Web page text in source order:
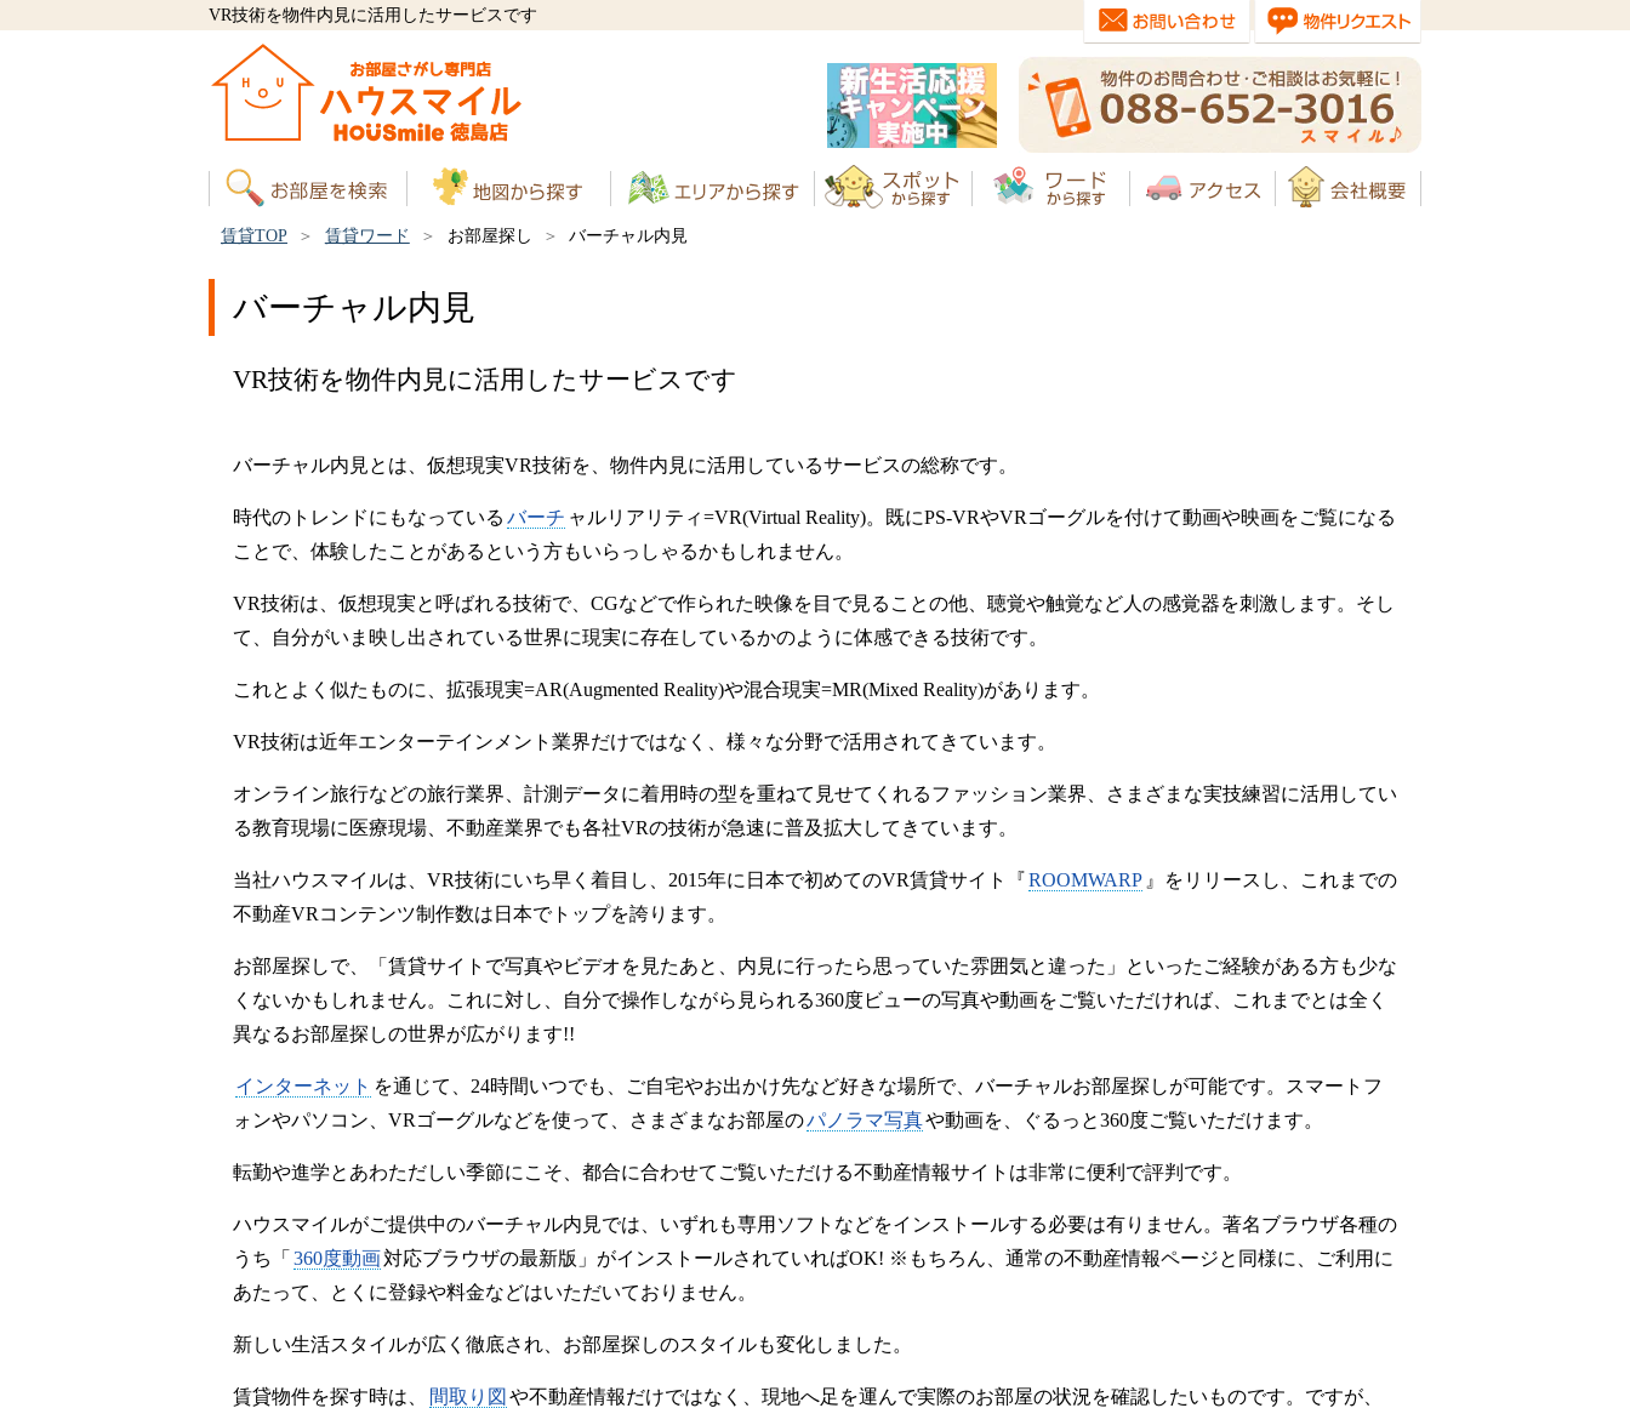
VR技術を物件内見に活用したサービスです
賃貸TOP 賃貸ワード お部屋探し バーチャル内見
バーチャル内見
VR技術を物件内見に活用したサービスです
バーチャル内見とは、仮想現実VR技術を、物件内見に活用しているサービスの総称です。
時代のトレンドにもなっている バーチ ャルリアリティ=VR(Virtual Reality)。既にPS-VRやVRゴーグルを付けて動画や映画をご覧になる
ことで、体験したことがあるという方もいらっしゃるかもしれません。
VR技術は、仮想現実と呼ばれる技術で、CGなどで作られた映像を目で見ることの他、聴覚や触覚など人の感覚器を刺激します。そし
て、自分がいま映し出されている世界に現実に存在しているかのように体感できる技術です。
これとよく似たものに、拡張現実=AR(Augmented Reality)や混合現実=MR(Mixed Reality)があります。
VR技術は近年エンターテインメント業界だけではなく、様々な分野で活用されてきています。
オンライン旅行などの旅行業界、計測データに着用時の型を重ねて見せてくれるファッション業界、さまざまな実技練習に活用してい
る教育現場に医療現場、不動産業界でも各社VRの技術が急速に普及拡大してきています。
当社ハウスマイルは、VR技術にいち早く着目し、2015年に日本で初めてのVR賃貸サイト『ROOMWARP 』をリリースし、これまでの
不動産VRコンテンツ制作数は日本でトップを誇ります。
お部屋探しで、「賃貸サイトで写真やビデオを見たあと、内見に行ったら思っていた雰囲気と違った」といったご経験がある方も少な
くないかもしれません。これに対し、自分で操作しながら見られる360度ビューの写真や動画をご覧いただければ、これまでとは全く
異なるお部屋探しの世界が広がります!!
インターネット を通じて、24時間いつでも、ご自宅やお出かけ先など好きな場所で、バーチャルお部屋探しが可能です。スマートフ
ォンやパソコン、VRゴーグルなどを使って、さまざまなお部屋のパノラマ写真や動画を、ぐるっと360度ご覧いただけます。
転勤や進学とあわただしい季節にこそ、都合に合わせてご覧いただける不動産情報サイトは非常に便利で評判です。
ハウスマイルがご提供中のバーチャル内見では、いずれも専用ソフトなどをインストールする必要は有りません。著名ブラウザ各種の
うち「 360度動画対応ブラウザの最新版」がインストールされていればOK! ※もちろん、通常の不動産情報ページと同様に、ご利用に
あたって、とくに登録や料金などはいただいておりません。
新しい生活スタイルが広く徹底され、お部屋探しのスタイルも変化しました。
賃貸物件を探す時は、 間取り図 や不動産情報だけではなく、現地へ足を運んで実際のお部屋の状況を確認したいものです。ですが、